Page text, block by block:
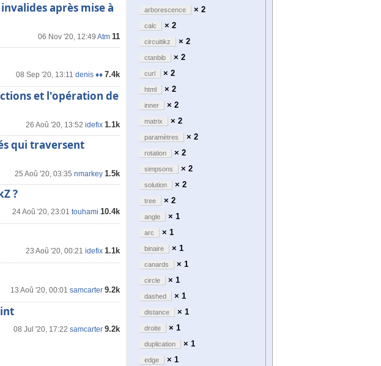
après mise à
06 Nov '20, 12:49 Atm 11
08 Sep '20, 13:11 denis ♦♦ 7.4k
et l'opération de
26 Aoû '20, 13:52 idefix 1.1k
qui traversent
25 Aoû '20, 03:35 nmarkey 1.5k
?
24 Aoû '20, 23:01 touhami 10.4k
23 Aoû '20, 00:21 idefix 1.1k
13 Aoû '20, 00:01 samcarter 9.2k
08 Jul '20, 17:22 samcarter 9.2k
arborescence × 2
calc × 2
circuitikz × 2
ctanbib × 2
curl × 2
html × 2
inner × 2
matrix × 2
paramètres × 2
rotation × 2
simpsons × 2
solution × 2
tree × 2
angle × 1
arc × 1
binaire × 1
canards × 1
circle × 1
dashed × 1
distance × 1
droite × 1
duplication × 1
edge × 1